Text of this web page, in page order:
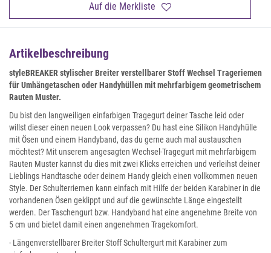
Auf die Merkliste
Artikelbeschreibung
styleBREAKER stylischer Breiter verstellbarer Stoff Wechsel Trageriemen
für Umhängetaschen oder Handyhüllen mit mehrfarbigem geometrischem
Rauten Muster.
Du bist den langweiligen einfarbigen Tragegurt deiner Tasche leid oder
willst dieser einen neuen Look verpassen? Du hast eine Silikon Handyhülle
mit Ösen und einem Handyband, das du gerne auch mal austauschen
möchtest? Mit unserem angesagten Wechsel-Tragegurt mit mehrfarbigem
Rauten Muster kannst du dies mit zwei Klicks erreichen und verleihst deiner
Lieblings Handtasche oder deinem Handy gleich einen vollkommen neuen
Style. Der Schulterriemen kann einfach mit Hilfe der beiden Karabiner in die
vorhandenen Ösen geklippt und auf die gewünschte Länge eingestellt
werden. Der Taschengurt bzw. Handyband hat eine angenehme Breite von
5 cm und bietet damit einen angenehmen Tragekomfort.
- Längenverstellbarer Breiter Stoff Schultergurt mit Karabiner zum